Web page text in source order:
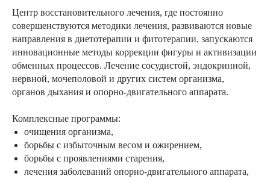
Центр восстановительного лечения, где постоянно
совершенствуются методики лечения, развиваются новые
направления в диетотерапии и фитотерапии, запускаются
инновационные методы коррекции фигуры и активизации
обменных процессов. Лечение сосудистой, эндокринной,
нервной, мочеполовой и других систем организма,
органов дыхания и опорно-двигательного аппарата.
Комплексные программы:
очищения организма,
борьбы с избыточным весом и ожирением,
борьбы с проявлениями старения,
лечения заболеваний опорно-двигательного аппарата,